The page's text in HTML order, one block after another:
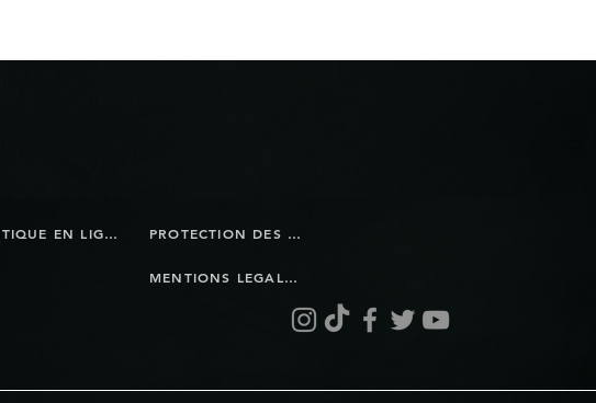
BOUTIQUE EN LIGNE PROTECTION DES DONNÉES
MENTIONS LEGALES